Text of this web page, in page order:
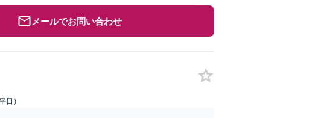
メールでお問い合わせ
日）